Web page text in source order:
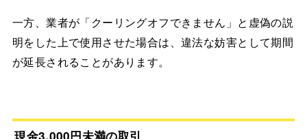
一方、業者が「クーリングオフできません」と虚偽の説
明をした上で使用させた場合は、違法な妨害として期間
が延長されることがあります。
現金3,000円未満の取引